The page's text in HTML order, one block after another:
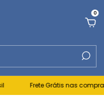
0
Frete Grátis nas